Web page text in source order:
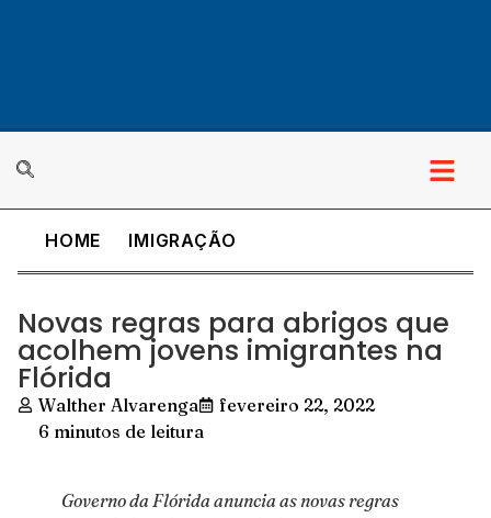
HOME IMIGRAÇÃO
Novas regras para abrigos que
acolhem jovens imigrantes na
Flórida
Walther Alvarenga
fevereiro 22, 2022
6 minutos de leitura
Governo da Flórida anuncia as novas regras